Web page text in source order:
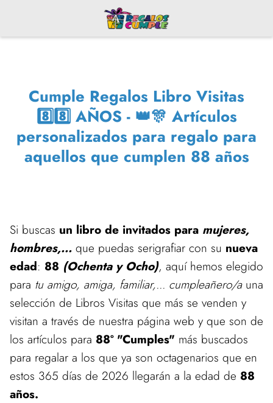
Cumple Regalos Libro Visitas
8️⃣8️⃣ AÑOS - 👑🎊 Artículos
personalizados para regalo para
aquellos que cumplen 88 años
Si buscas un libro de invitados para mujeres,
hombres,... que puedas serigrafiar con su nueva
edad: 88 (Ochenta y Ocho), aquí hemos elegido
para tu amigo, amiga, familiar,... cumpleañero/auna
selección de Libros Visitas que más se venden y
visitan a través de nuestra página web y que son de
los artículos para 88º "Cumples" más buscados
para regalar a los que ya son octagenarios que en
estos 365 días de 2026 llegarán a la edad de 88
años.